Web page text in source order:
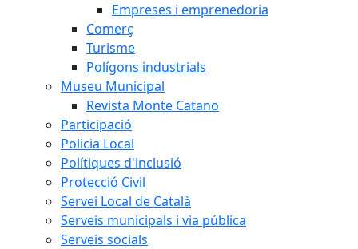
Empreses i emprenedoria
Comerç
Turisme
Polígons industrials
Museu Municipal
Revista Monte Catano
Participació
Policia Local
Polítiques d'inclusió
Protecció Civil
Servei Local de Català
Serveis municipals i via pública
Serveis socials